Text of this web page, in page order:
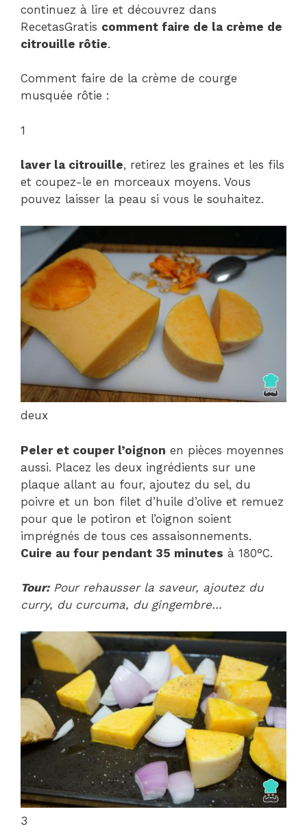
continuez à lire et découvrez dans
RecetasGratis comment faire de la crème de
citrouille rôtie.
Comment faire de la crème de courge
musquée rôtie :
1
laver la citrouille, retirez les graines et les fils
et coupez-le en morceaux moyens. Vous
pouvez laisser la peau si vous le souhaitez.
deux
Peler et couper l’oignon en pièces moyennes
aussi. Placez les deux ingrédients sur une
plaque allant au four, ajoutez du sel, du
poivre et un bon filet d’huile d’olive et remuez
pour que le potiron et l’oignon soient
imprégnés de tous ces assaisonnements.
Cuire au four pendant 35 minutes à 180°C.
Tour:Pour rehausser la saveur, ajoutez du
curry, du curcuma, du gingembre…
3